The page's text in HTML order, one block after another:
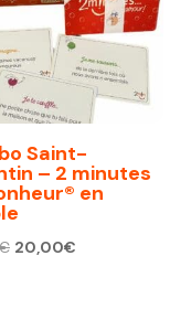
Saint-
– 2 minutes
en
Le
20,00€Le